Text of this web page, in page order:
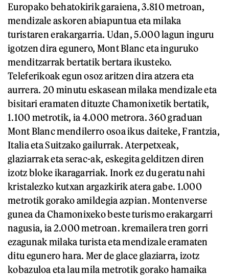
Europako behatokirik garaiena, 3.810 metroan,
mendizale askoren abiapuntua eta milaka
turistaren erakargarria. Udan, 5.000 lagun inguru
igotzen dira egunero, Mont Blanc eta inguruko
menditzarrak bertatik bertara ikusteko.
Teleferikoak egun osoz aritzen dira atzera eta
aurrera. 20 minutu eskasean milaka mendizale eta
bisitari eramaten dituzte Chamonixetik bertatik,
1.100 metrotik, ia 4.000 metrora. 360 graduan
Mont Blanc mendilerro osoa ikus daiteke, Frantzia,
Italia eta Suitzako gailurrak. Aterpetxeak,
glaziarrak eta serac-ak, eskegita gelditzen diren
izotz bloke ikaragarriak. Inork ez du geratu nahi
kristalezko kutxan argazkirik atera gabe. 1.000
metrotik gorako amildegia azpian. Montenverse
gunea da Chamonixeko beste turismo erakargarri
nagusia, ia 2.000 metroan. kremailera tren gorri
ezagunak milaka turista eta mendizale eramaten
ditu egunero hara. Mer de glace glaziarra, izotz
kobazuloa eta lau mila metrotik gorako hamaika